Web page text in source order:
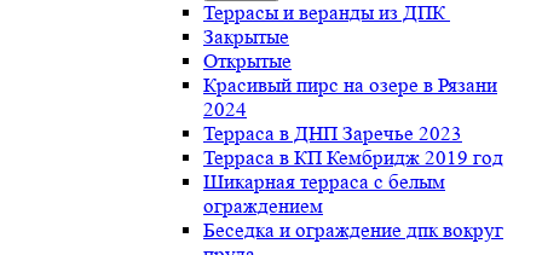
Террасы и веранды из ДПК
Закрытые
Открытые
Красивый пирс на озере в Рязани
2024
Терраса в ДНП Заречье 2023
Терраса в КП Кембридж 2019 год
Шикарная терраса с белым
ограждением
Беседка и ограждение дпк вокруг